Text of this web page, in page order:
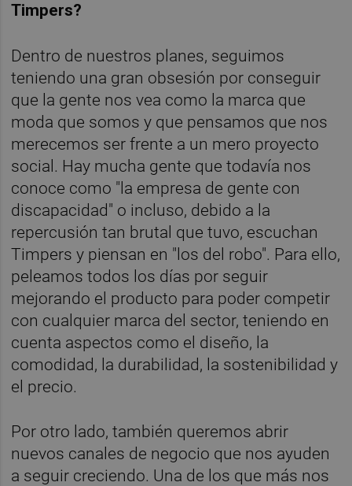
Timpers?
Dentro de nuestros planes, seguimos
teniendo una gran obsesión por conseguir
que la gente nos vea como la marca que
moda que somos y que pensamos que nos
merecemos ser frente a un mero proyecto
social. Hay mucha gente que todavía nos
conoce como "la empresa de gente con
discapacidad" o incluso, debido a la
repercusión tan brutal que tuvo, escuchan
Timpers y piensan en "los del robo". Para ello,
peleamos todos los días por seguir
mejorando el producto para poder competir
con cualquier marca del sector, teniendo en
cuenta aspectos como el diseño, la
comodidad, la durabilidad, la sostenibilidad y
el precio.
Por otro lado, también queremos abrir
nuevos canales de negocio que nos ayuden
a seguir creciendo. Una de los que más nos